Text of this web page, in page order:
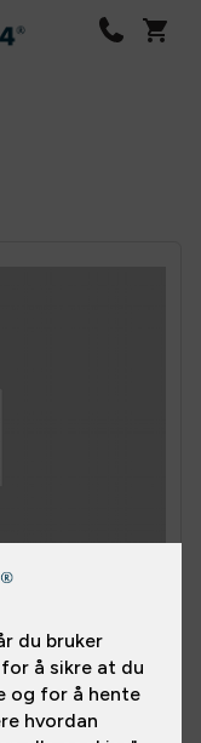
utførelse, med
vist på bildet er